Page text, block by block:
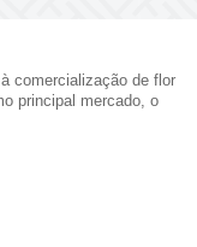
comercialização de flor
principal mercado, o